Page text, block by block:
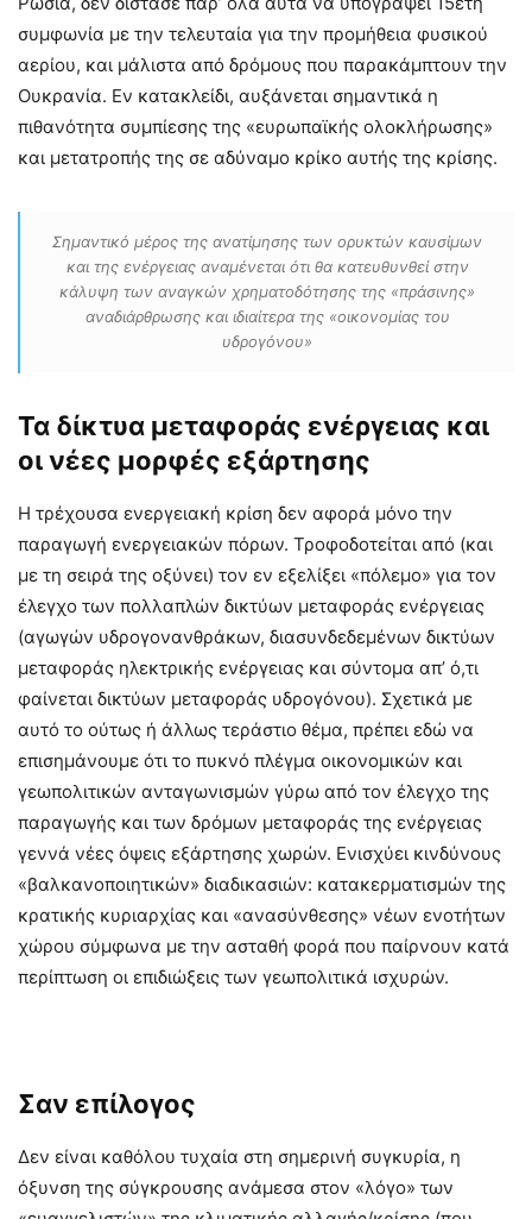
συμφωνία με την τελευταία για την προμήθεια φυσικού
αερίου, και μάλιστα από δρόμους που παρακάμπτουν την
Ουκρανία. Εν κατακλείδι, αυξάνεται σημαντικά η
πιθανότητα συμπίεσης της «ευρωπαϊκής ολοκλήρωσης»
και μετατροπής της σε αδύναμο κρίκο αυτής της κρίσης.
Σημαντικό μέρος της ανατίμησης των ορυκτών καυσίμων
και της ενέργειας αναμένεται ότι θα κατευθυνθεί στην
κάλυψη των αναγκών χρηματοδότησης της «πράσινης»
αναδιάρθρωσης και ιδιαίτερα της «οικονομίας του
υδρογόνου»
Τα δίκτυα μεταφοράς ενέργειας και
οι νέες μορφές εξάρτησης
Η τρέχουσα ενεργειακή κρίση δεν αφορά μόνο την
παραγωγή ενεργειακών πόρων. Τροφοδοτείται από (και
με τη σειρά της οξύνει) τον εν εξελίξει «πόλεμο» για τον
έλεγχο των πολλαπλών δικτύων μεταφοράς ενέργειας
(αγωγών υδρογονανθράκων, διασυνδεδεμένων δικτύων
μεταφοράς ηλεκτρικής ενέργειας και σύντομα απ’ ό,τι
φαίνεται δικτύων μεταφοράς υδρογόνου). Σχετικά με
αυτό το ούτως ή άλλως τεράστιο θέμα, πρέπει εδώ να
επισημάνουμε ότι το πυκνό πλέγμα οικονομικών και
γεωπολιτικών ανταγωνισμών γύρω από τον έλεγχο της
παραγωγής και των δρόμων μεταφοράς της ενέργειας
γεννά νέες όψεις εξάρτησης χωρών. Ενισχύει κινδύνους
«βαλκανοποιητικών» διαδικασιών: κατακερματισμών της
κρατικής κυριαρχίας και «ανασύνθεσης» νέων ενοτήτων
χώρου σύμφωνα με την ασταθή φορά που παίρνουν κατά
περίπτωση οι επιδιώξεις των γεωπολιτικά ισχυρών.
Σαν επίλογος
Δεν είναι καθόλου τυχαία στη σημερινή συγκυρία, η
όξυνση της σύγκρουσης ανάμεσα στον «λόγο» των